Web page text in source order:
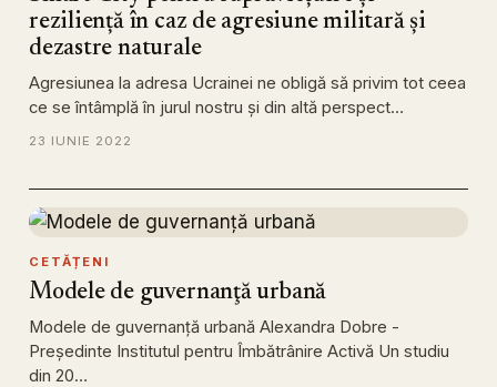
reziliență în caz de agresiune militară și
dezastre naturale
Agresiunea la adresa Ucrainei ne obligă să privim tot ceea
ce se întâmplă în jurul nostru și din altă perspect…
23 IUNIE 2022
CETĂȚENI
Modele de guvernanţă urbană
Modele de guvernanţă urbană Alexandra Dobre -
Președinte Institutul pentru Îmbătrânire Activă Un studiu
din 20…